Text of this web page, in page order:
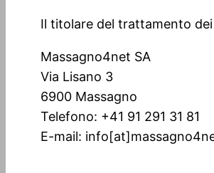
Il titolare del trattamento
Massagno4net SA
Via Lisano 3
6900 Massagno
Telefono: +41 91 291 31 81
E-mail: